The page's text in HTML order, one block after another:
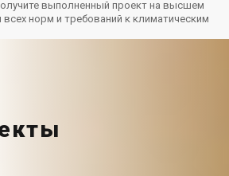
выполненный проект на высшем
норм и требований к климатическим